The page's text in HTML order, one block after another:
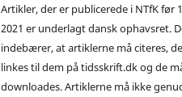
Artikler, der er publicerede i NTfK før
2021 er underlagt dansk ophavsret.
indebærer, at artiklerne må citeres,
linkes til dem på tidsskrift.dk og de
downloades. Artiklerne må ikke